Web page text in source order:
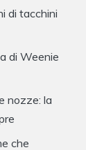
di tacchini
di Weenie
nozze: la
che